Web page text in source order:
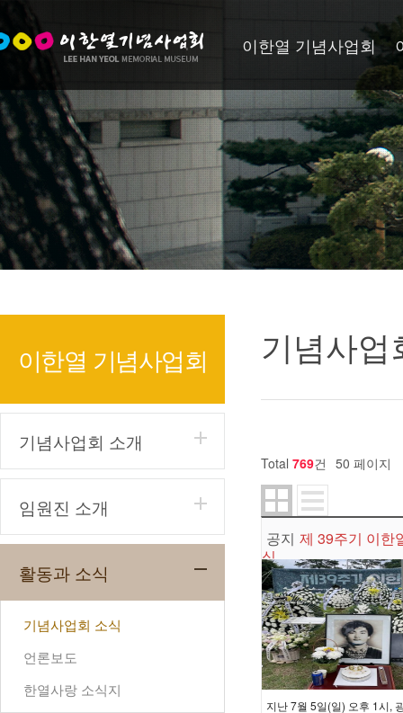
이한열 기념사업회
이한열 기념사업회
기념사업회 소개
임원진 소개
활동과 소식
기념사업회 소식
언론보도
한열사랑 소식지
기념사업
Total 769건 50 페이지
공지 제 39주기 이한